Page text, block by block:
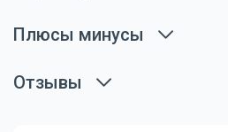
Плюсы минусы
Отзывы